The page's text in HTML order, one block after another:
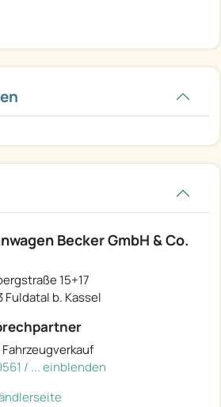
Becker GmbH & Co.
15+17
Fuldatal b. Kassel
Fahrzeugverkauf
/ ... einblenden